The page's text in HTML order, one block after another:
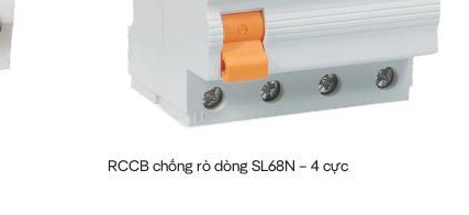
RCCB chống rò dòng SL68N – 4 cực